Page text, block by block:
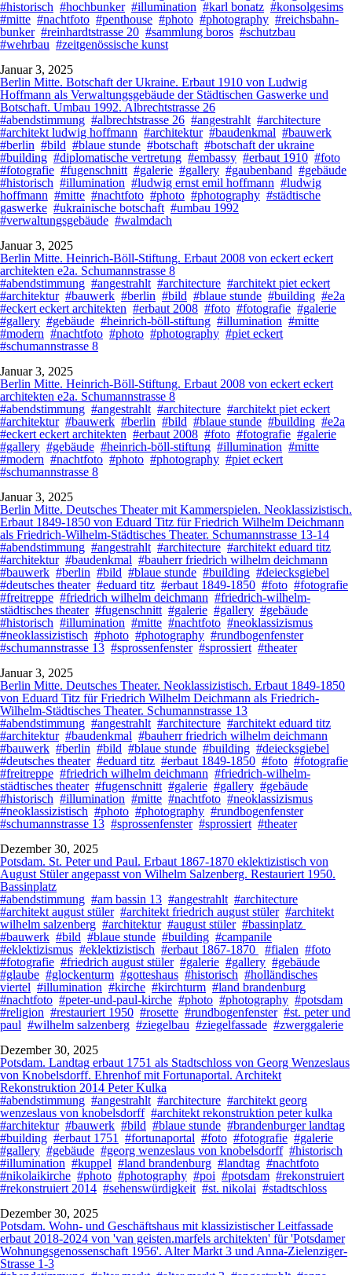
#historisch #hochbunker #illumination #karl bonatz #konsolgesims
#mitte #nachtfoto #penthouse #photo #photography #reichsbahn-
bunker #reinhardtstrasse 20 #sammlung boros #schutzbau
#wehrbau #zeitgenössische kunst
Januar 3, 2025
Berlin Mitte. Botschaft der Ukraine. Erbaut 1910 von Ludwig
Hoffmann als Verwaltungsgebäude der Städtischen Gaswerke und
Botschaft. Umbau 1992. Albrechtstrasse 26
#abendstimmung #albrechtstrasse 26 #angestrahlt #architecture
#architekt ludwig hoffmann #architektur #baudenkmal #bauwerk
#berlin #bild #blaue stunde #botschaft #botschaft der ukraine
#building #diplomatische vertretung #embassy #erbaut 1910 #foto
#fotografie #fugenschnitt #galerie #gallery #gaubenband #gebäude
#historisch #illumination #ludwig ernst emil hoffmann #ludwig
hoffmann #mitte #nachtfoto #photo #photography #städtische
gaswerke #ukrainische botschaft #umbau 1992
#verwaltungsgebäude #walmdach
Januar 3, 2025
Berlin Mitte. Heinrich-Böll-Stiftung. Erbaut 2008 von eckert eckert
architekten e2a. Schumannstrasse 8
#abendstimmung #angestrahlt #architecture #architekt piet eckert
#architektur #bauwerk #berlin #bild #blaue stunde #building #e2a
#eckert eckert architekten #erbaut 2008 #foto #fotografie #galerie
#gallery #gebäude #heinrich-böll-stiftung #illumination #mitte
#modern #nachtfoto #photo #photography #piet eckert
#schumannstrasse 8
Januar 3, 2025
Berlin Mitte. Heinrich-Böll-Stiftung. Erbaut 2008 von eckert eckert
architekten e2a. Schumannstrasse 8
#abendstimmung #angestrahlt #architecture #architekt piet eckert
#architektur #bauwerk #berlin #bild #blaue stunde #building #e2a
#eckert eckert architekten #erbaut 2008 #foto #fotografie #galerie
#gallery #gebäude #heinrich-böll-stiftung #illumination #mitte
#modern #nachtfoto #photo #photography #piet eckert
#schumannstrasse 8
Januar 3, 2025
Berlin Mitte. Deutsches Theater mit Kammerspielen. Neoklassizistisch.
Erbaut 1849-1850 von Eduard Titz für Friedrich Wilhelm Deichmann
als Friedrich-Wilhelm-Städtisches Theater. Schumannstrasse 13-14
#abendstimmung #angestrahlt #architecture #architekt eduard titz
#architektur #baudenkmal #bauherr friedrich wilhelm deichmann
#bauwerk #berlin #bild #blaue stunde #building #deiecksgiebel
#deutsches theater #eduard titz #erbaut 1849-1850 #foto #fotografie
#freitreppe #friedrich wilhelm deichmann #friedrich-wilhelm-
städtisches theater #fugenschnitt #galerie #gallery #gebäude
#historisch #illumination #mitte #nachtfoto #neoklassizismus
#neoklassizistisch #photo #photography #rundbogenfenster
#schumannstrasse 13 #sprossenfenster #sprossiert #theater
Januar 3, 2025
Berlin Mitte. Deutsches Theater. Neoklassizistisch. Erbaut 1849-1850
von Eduard Titz für Friedrich Wilhelm Deichmann als Friedrich-
Wilhelm-Städtisches Theater. Schumannstrasse 13
#abendstimmung #angestrahlt #architecture #architekt eduard titz
#architektur #baudenkmal #bauherr friedrich wilhelm deichmann
#bauwerk #berlin #bild #blaue stunde #building #deiecksgiebel
#deutsches theater #eduard titz #erbaut 1849-1850 #foto #fotografie
#freitreppe #friedrich wilhelm deichmann #friedrich-wilhelm-
städtisches theater #fugenschnitt #galerie #gallery #gebäude
#historisch #illumination #mitte #nachtfoto #neoklassizismus
#neoklassizistisch #photo #photography #rundbogenfenster
#schumannstrasse 13 #sprossenfenster #sprossiert #theater
Dezember 30, 2025
Potsdam. St. Peter und Paul. Erbaut 1867-1870 eklektizistisch von
August Stüler angepasst von Wilhelm Salzenberg. Restauriert 1950.
Bassinplatz
#abendstimmung #am bassin 13 #angestrahlt #architecture
#architekt august stüler #architekt friedrich august stüler #architekt
wilhelm salzenberg #architektur #august stüler #bassinplatz
#bauwerk #bild #blaue stunde #building #campanile
#eklektizismus #eklektizistisch #erbaut 1867-1870 #fialen #foto
#fotografie #friedrich august stüler #galerie #gallery #gebäude
#glaube #glockenturm #gotteshaus #historisch #holländisches
viertel #illumination #kirche #kirchturm #land brandenburg
#nachtfoto #peter-und-paul-kirche #photo #photography #potsdam
#religion #restauriert 1950 #rosette #rundbogenfenster #st. peter und
paul #wilhelm salzenberg #ziegelbau #ziegelfassade #zwerggalerie
Dezember 30, 2025
Potsdam. Landtag erbaut 1751 als Stadtschloss von Georg Wenzeslaus
von Knobelsdorff. Ehrenhof mit Fortunaportal. Architekt
Rekonstruktion 2014 Peter Kulka
#abendstimmung #angestrahlt #architecture #architekt georg
wenzeslaus von knobelsdorff #architekt rekonstruktion peter kulka
#architektur #bauwerk #bild #blaue stunde #brandenburger landtag
#building #erbaut 1751 #fortunaportal #foto #fotografie #galerie
#gallery #gebäude #georg wenzeslaus von knobelsdorff #historisch
#illumination #kuppel #land brandenburg #landtag #nachtfoto
#nikolaikirche #photo #photography #poi #potsdam #rekonstruiert
#rekonstruiert 2014 #sehenswürdigkeit #st. nikolai #stadtschloss
Dezember 30, 2025
Potsdam. Wohn- und Geschäftshaus mit klassizistischer Leitfassade
erbaut 2018-2024 von 'van geisten.marfels architekten' für 'Potsdamer
Wohnungsgenossenschaft 1956'. Alter Markt 3 und Anna-Zielenziger-
Strasse 1-3